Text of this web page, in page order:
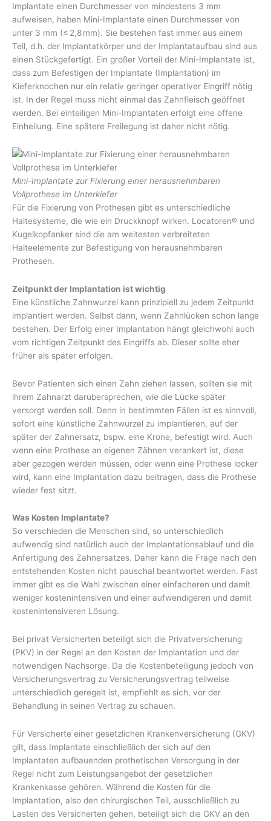
Implantate einen Durchmesser von mindestens 3 mm
aufweisen, haben Mini-Implantate einen Durchmesser von
unter 3 mm (≤ 2,8 mm). Sie bestehen fast immer aus einem
Teil, d.h. der Implantatkörper und der Implantataufbau sind aus
einen Stückgefertigt. Ein großer Vorteil der Mini-Implantate ist,
dass zum Befestigen der Implantate (Implantation) im
Kieferknochen nur ein relativ geringer operativer Eingriff nötig
ist. In der Regel muss nicht einmal das Zahnfleisch geöffnet
werden. Bei einteiligen Mini-Implantaten erfolgt eine offene
Einheilung. Eine spätere Freilegung ist daher nicht nötig.
Mini-Implantate zur Fixierung einer herausnehmbaren
Vollprothese im Unterkiefer
Für die Fixierung von Prothesen gibt es unterschiedliche
Haltesysteme, die wie ein Druckknopf wirken. Locatoren® und
Kugelkopfanker sind die am weitesten verbreiteten
Halteelemente zur Befestigung von herausnehmbaren
Prothesen.
Zeitpunkt der Implantation ist wichtig
Eine künstliche Zahnwurzel kann prinzipiell zu jedem Zeitpunkt
implantiert werden. Selbst dann, wenn Zahnlücken schon lange
bestehen. Der Erfolg einer Implantation hängt gleichwohl auch
vom richtigen Zeitpunkt des Eingriffs ab. Dieser sollte eher
früher als später erfolgen.
Bevor Patienten sich einen Zahn ziehen lassen, sollten sie mit
ihrem Zahnarzt darübersprechen, wie die Lücke später
versorgt werden soll. Denn in bestimmten Fällen ist es sinnvoll,
sofort eine künstliche Zahnwurzel zu implantieren, auf der
später der Zahnersatz, bspw. eine Krone, befestigt wird. Auch
wenn eine Prothese an eigenen Zähnen verankert ist, diese
aber gezogen werden müssen, oder wenn eine Prothese locker
wird, kann eine Implantation dazu beitragen, dass die Prothese
wieder fest sitzt.
Was Kosten Implantate?
So verschieden die Menschen sind, so unterschiedlich
aufwendig sind natürlich auch der Implantationsablauf und die
Anfertigung des Zahnersatzes. Daher kann die Frage nach den
entstehenden Kosten nicht pauschal beantwortet werden. Fast
immer gibt es die Wahl zwischen einer einfacheren und damit
weniger kostenintensiven und einer aufwendigeren und damit
kostenintensiveren Lösung.
Bei privat Versicherten beteiligt sich die Privatversicherung
(PKV) in der Regel an den Kosten der Implantation und der
notwendigen Nachsorge. Da die Kostenbeteiligung jedoch von
Versicherungsvertrag zu Versicherungsvertrag teilweise
unterschiedlich geregelt ist, empfiehlt es sich, vor der
Behandlung in seinen Vertrag zu schauen.
Für Versicherte einer gesetzlichen Krankenversicherung (GKV)
gilt, dass Implantate einschließlich der sich auf den
Implantaten aufbauenden prothetischen Versorgung in der
Regel nicht zum Leistungsangebot der gesetzlichen
Krankenkasse gehören. Während die Kosten für die
Implantation, also den chirurgischen Teil, ausschließlich zu
Lasten des Versicherten gehen, beteiligt sich die GKV an den